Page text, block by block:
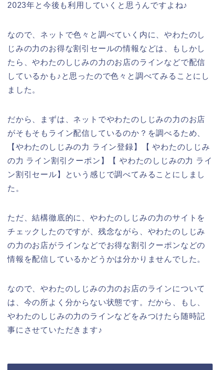
2023年と今後も利用していくと思うんですよね♪
なので、ネットで色々と調べていく内に、やわたのし
じみの力のお得な割引セールの情報などは、もしかし
たら、やわたのしじみの力のお店のラインなどで配信
しているかも♪と思ったので色々と調べてみることにし
ました。
だから、まずは、ネットでやわたのしじみの力のお店
がそもそもライン配信しているのか？を調べるため、
【やわたのしじみの力 ライン登録】【 やわたのしじみ
の力 ライン割引クーポン】【 やわたのしじみの力 ライ
ン割引セール】という感じで調べてみることにしまし
た。
ただ、結構徹底的に、やわたのしじみの力のサイトを
チェックしたのですが、残念ながら、やわたのしじみ
の力のお店がラインなどでお得な割引クーポンなどの
情報を配信しているかどうかは分かりませんでした。
なので、やわたのしじみの力のお店のラインについて
は、今の所よく分からない状態です。だから、もし、
やわたのしじみの力のラインなどをみつけたら随時記
事にさせていただきます♪